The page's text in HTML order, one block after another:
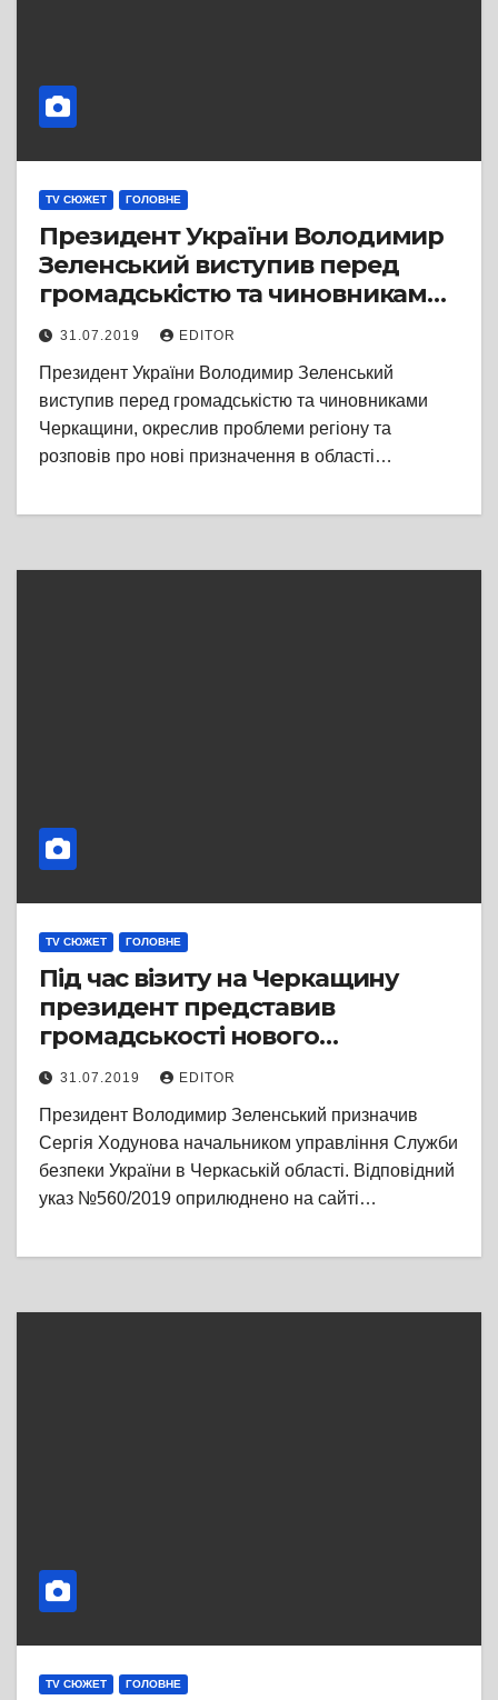
TV СЮЖЕТ ГОЛОВНЕ
Президент України Володимир
Зеленський виступив перед
громадськістю та чиновниками
Черкащини
31.07.2019 EDITOR
Президент України Володимир Зеленський
виступив перед громадськістю та чиновниками
Черкащини, окреслив проблеми регіону та
розповів про нові призначення в області…
TV СЮЖЕТ ГОЛОВНЕ
Під час візиту на Черкащину
президент представив
громадськості нового
начальника СБУ Черкащини
31.07.2019 EDITOR
Президент Володимир Зеленський призначив
Сергія Ходунова начальником управління Служби
безпеки України в Черкаській області. Відповідний
указ №560/2019 оприлюднено на сайті…
TV СЮЖЕТ ГОЛОВНЕ